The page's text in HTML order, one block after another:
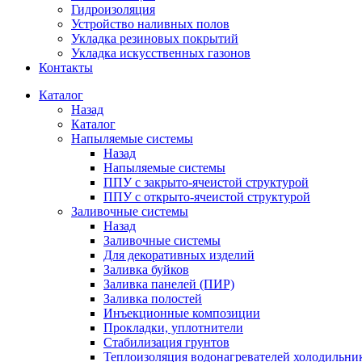
Гидроизоляция
Устройство наливных полов
Укладка резиновых покрытий
Укладка искусственных газонов
Контакты
Каталог
Назад
Каталог
Напыляемые системы
Назад
Напыляемые системы
ППУ с закрыто-ячеистой структурой
ППУ с открыто-ячеистой структурой
Заливочные системы
Назад
Заливочные системы
Для декоративных изделий
Заливка буйков
Заливка панелей (ПИР)
Заливка полостей
Инъекционные композиции
Прокладки, уплотнители
Стабилизация грунтов
Теплоизоляция водонагревателей